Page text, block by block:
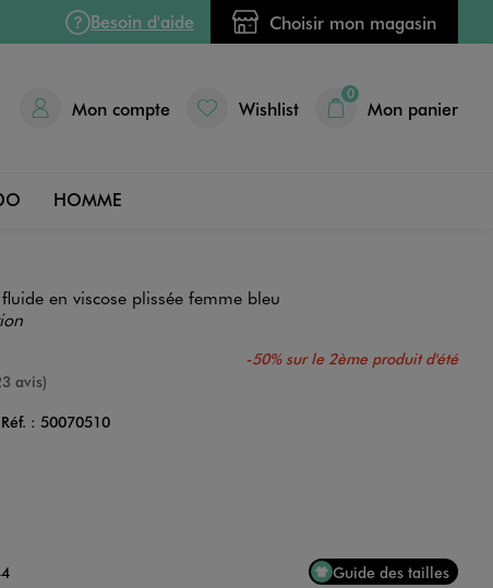
Besoin d'aide Choisir mon magasin
Mon compte Wishlist
0
Mon panier
HOMME
en viscose plissée femme bleu
-50% sur le 2ème produit d'été
avis)
Réf. : 50070510
Guide des tailles